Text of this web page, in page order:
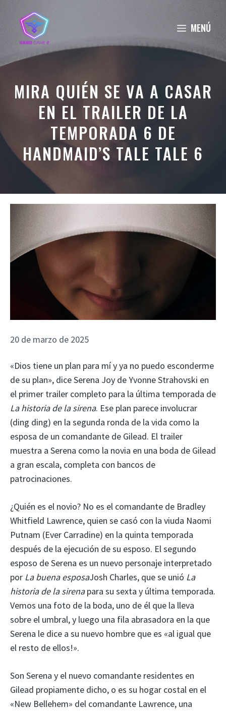
contenido
MENÚ
MIRA QUIÉN SE VA A CASAR
EN EL TRAILER DE LA
TEMPORADA 6 DE
HANDMAID’S TALE TALE 6
20 de marzo de 2025
«Dios tiene un plan para mí y ya no puedo esconderme
de su plan», dice Serena Joy de Yvonne Strahovski en
el primer trailer completo para la última temporada de
La historia de la sirena. Ese plan parece involucrar
(ding ding) en la segunda ronda de la vida como la
esposa de un comandante de Gilead. El trailer
muestra a Serena como la novia en una boda de Gilead
a gran escala, completa con bancos de
patrocinaciones.
¿Quién es el novio? No es el comandante de Bradley
Whitfield Lawrence, quien se casó con la viuda Naomi
Putnam (Ever Carradine) en la quinta temporada
después de la ejecución de su esposo. El segundo
esposo de Serena es un nuevo personaje interpretado
por La buena esposaJosh Charles, que se unió La
historia de la sirenapara su sexta y última temporada.
Vemos una foto de la boda, uno de él que la lleva
sobre el umbral, y luego una fila abrasadora en la que
Serena le dice a su nuevo hombre que es «al igual que
el resto de ellos!».
Son Serena y el nuevo comandante residentes en
Gilead propiamente dicho, o es su hogar costal en el
«New Bellehem» del comandante Lawrence, una